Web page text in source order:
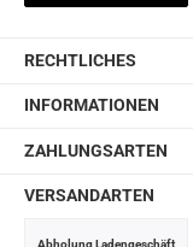
RECHTLICHES
INFORMATIONEN
ZAHLUNGSARTEN
VERSANDARTEN